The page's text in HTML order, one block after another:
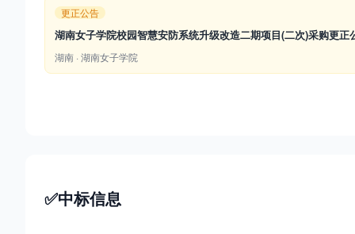
更正公告
湖南女子学院校园智慧安防系统升级改造二期项目(二次)采购更正
湖南 · 湖南女子学院
✅中标信息